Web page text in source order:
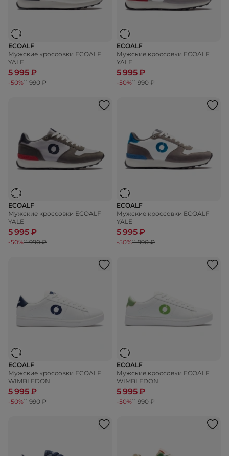
ECOALF
Мужские кроссовки ECOALF
YALE
5 995 ₽
-50%11 990 ₽
ECOALF
Мужские кроссовки ECOALF
YALE
5 995 ₽
-50%11 990 ₽
ECOALF
Мужские кроссовки ECOALF
YALE
5 995 ₽
-50%11 990 ₽
ECOALF
Мужские кроссовки ECOALF
YALE
5 995 ₽
-50%11 990 ₽
ECOALF
Мужские кроссовки ECOALF
WIMBLEDON
5 995 ₽
-50%11 990 ₽
ECOALF
Мужские кроссовки ECOALF
WIMBLEDON
5 995 ₽
-50%11 990 ₽